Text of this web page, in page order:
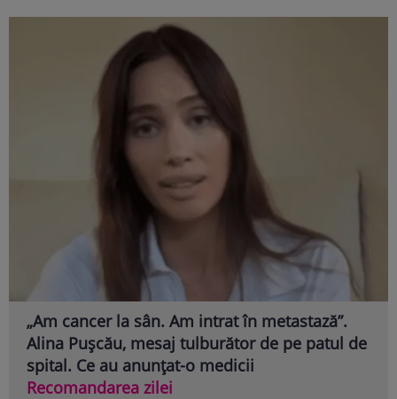
„Am cancer la sân. Am intrat în metastază”.
Alina Pușcău, mesaj tulburător de pe patul de
spital. Ce au anunțat-o medicii
Recomandarea zilei